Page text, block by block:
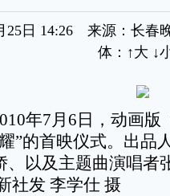
25日 14:26 来源：长春
体： ↑大 ↓
年7月6日，动画版
”的首映仪式。出品
、以及主题曲演唱者
社发 李学仕 摄